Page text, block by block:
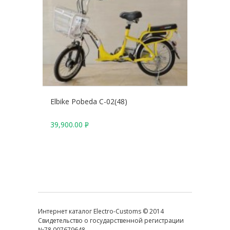
Elbike Pobeda C-02(48)
39,900.00 Р
Интернет каталог Electro-Customs © 2014
Свидетельство о государственной регистрации